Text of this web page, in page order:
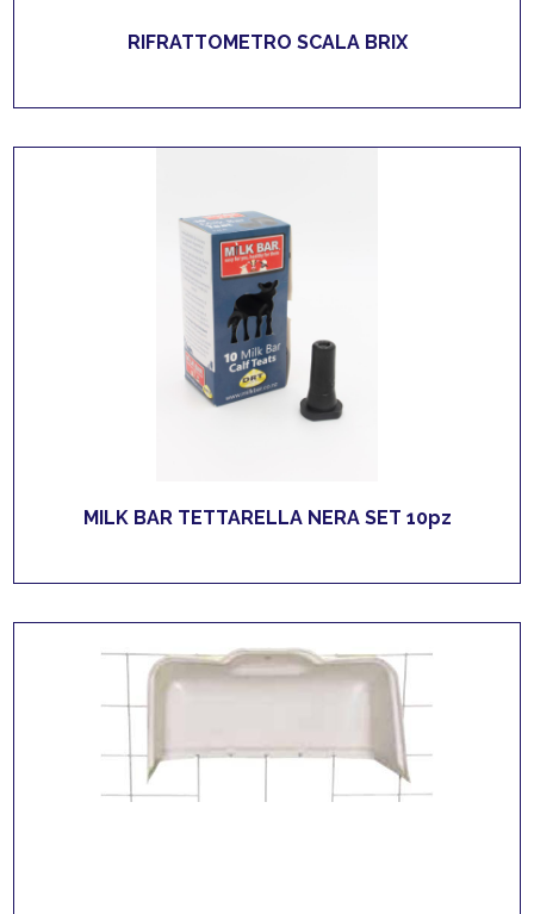
RIFRATTOMETRO SCALA BRIX
MILK BAR TETTARELLA NERA SET 10pz